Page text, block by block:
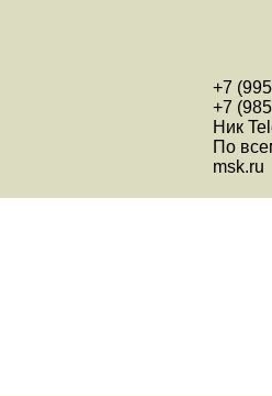
+7
+7
Ник
По
msk.ru